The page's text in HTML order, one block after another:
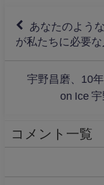
あなたのよう
が私たちに必要
宇野昌磨、10
on Ice
コメント一覧